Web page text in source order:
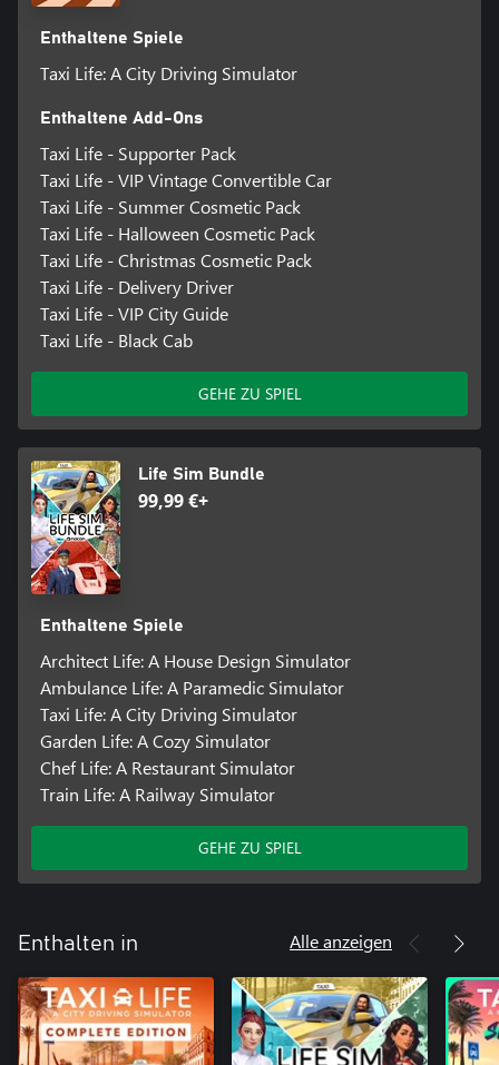
Enthaltene Spiele
Taxi Life: A City Driving Simulator
Enthaltene Add-Ons
Taxi Life - Supporter Pack
Taxi Life - VIP Vintage Convertible Car
Taxi Life - Summer Cosmetic Pack
Taxi Life - Halloween Cosmetic Pack
Taxi Life - Christmas Cosmetic Pack
Taxi Life - Delivery Driver
Taxi Life - VIP City Guide
Taxi Life - Black Cab
GEHE ZU SPIEL
Life Sim Bundle
99,99 €+
Enthaltene Spiele
Architect Life: A House Design Simulator
Ambulance Life: A Paramedic Simulator
Taxi Life: A City Driving Simulator
Garden Life: A Cozy Simulator
Chef Life: A Restaurant Simulator
Train Life: A Railway Simulator
GEHE ZU SPIEL
Enthalten in Alle anzeigen